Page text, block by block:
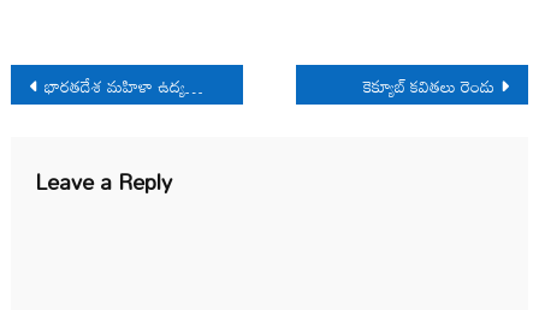
Post
navigation
భారతదేశ మహిళా ఉద్యమంపై బి. అనూరాధ ఇంటర్వ్యూ కెక్యూబ్ కవితలు రెండు
Leave a Reply